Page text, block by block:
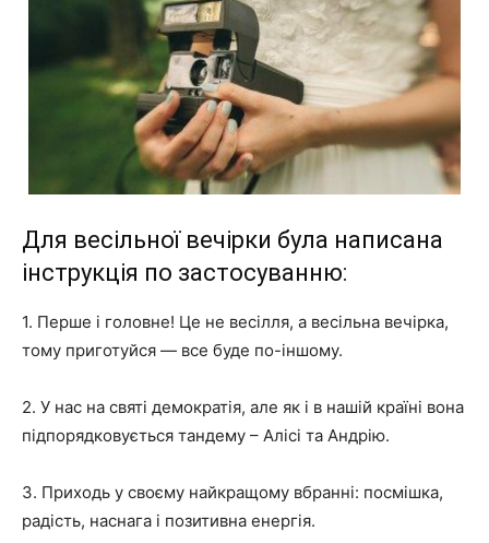
Для весільної вечірки була написана
інструкція по застосуванню:
1. Перше і головне! Це не весілля, а весільна вечірка,
тому приготуйся — все буде по-іншому.
2. У нас на святі демократія, але як і в нашій країні вона
підпорядковується тандему – Алісі та Андрію.
3. Приходь у своєму найкращому вбранні: посмішка,
радість, наснага і позитивна енергія.